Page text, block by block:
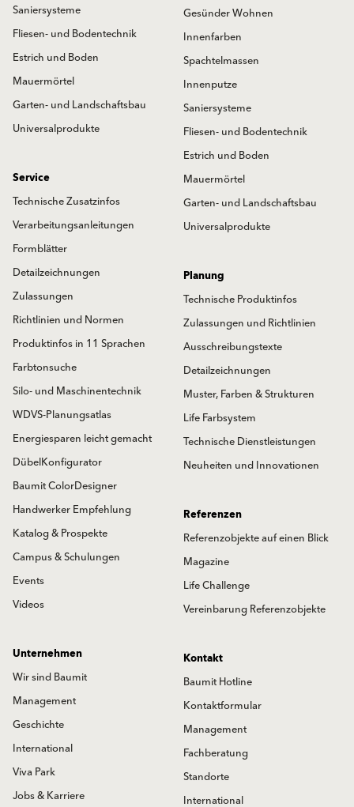
Saniersysteme
Fliesen- und Bodentechnik
Estrich und Boden
Mauermörtel
Garten- und Landschaftsbau
Universalprodukte
Gesünder Wohnen
Innenfarben
Spachtelmassen
Innenputze
Saniersysteme
Fliesen- und Bodentechnik
Estrich und Boden
Mauermörtel
Garten- und Landschaftsbau
Universalprodukte
Service
Technische Zusatzinfos
Verarbeitungsanleitungen
Formblätter
Detailzeichnungen
Zulassungen
Richtlinien und Normen
Produktinfos in 11 Sprachen
Farbtonsuche
Silo- und Maschinentechnik
WDVS-Planungsatlas
Energiesparen leicht gemacht
DübelKonfigurator
Baumit ColorDesigner
Handwerker Empfehlung
Katalog & Prospekte
Campus & Schulungen
Events
Videos
Planung
Technische Produktinfos
Zulassungen und Richtlinien
Ausschreibungstexte
Detailzeichnungen
Muster, Farben & Strukturen
Life Farbsystem
Technische Dienstleistungen
Neuheiten und Innovationen
Referenzen
Referenzobjekte auf einen Blick
Magazine
Life Challenge
Vereinbarung Referenzobjekte
Unternehmen
Wir sind Baumit
Management
Geschichte
International
Viva Park
Jobs & Karriere
Kontakt
Baumit Hotline
Kontaktformular
Management
Fachberatung
Standorte
International